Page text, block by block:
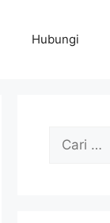
Hubungi
Cari